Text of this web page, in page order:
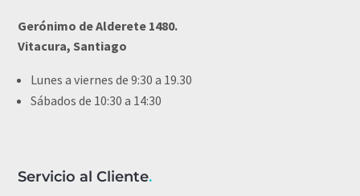
Gerónimo de Alderete 1480.
Vitacura, Santiago
Lunes a viernes de 9:30 a 19.30
Sábados de 10:30 a 14:30
Servicio al Cliente.